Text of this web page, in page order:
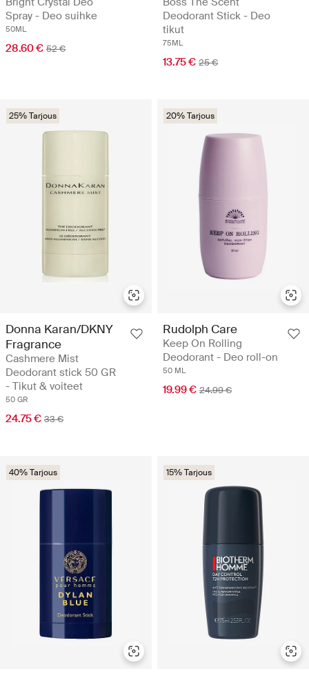
Spray - Deo suihke
50ML
28.60 € 52 €
Deodorant Stick - Deo
tikut
75ML
13.75 € 25 €
25% Tarjous
Donna Karan/DKNY
Fragrance
Cashmere Mist
Deodorant stick 50 GR
- Tikut & voiteet
50 GR
24.75 € 33 €
20% Tarjous
Rudolph Care
Keep On Rolling
Deodorant - Deo roll-on
50 ML
19.99 € 24.99 €
40% Tarjous 15% Tarjous